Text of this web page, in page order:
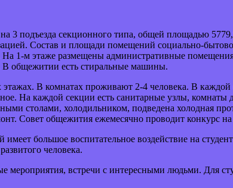
3 подъезда секционного типа, общей площадью
Состав и площади помещений социально-
1-м этаже размещены административные
общежитии есть стиральные машины.
В комнатах проживают 2-4 человека. В каждой
На каждой секции есть санитарные узлы,
столами, холодильником, подведена холодная
Совет общежития ежемесячно проводит конкурс
большое воспитательное воздействие на
человека.
мероприятия, встречи с интересными людьми.